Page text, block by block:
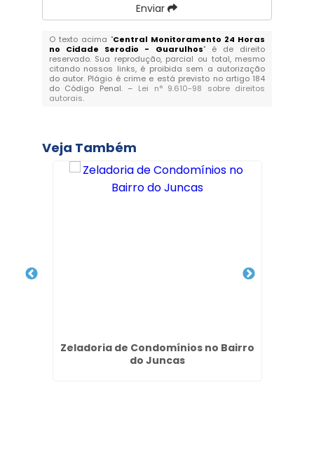
Enviar
O texto acima "Central Monitoramento 24 Horas
no Cidade Serodio - Guarulhos" é de direito
reservado. Sua reprodução, parcial ou total, mesmo
citando nossos links, é proibida sem a autorização
do autor. Plágio é crime e está previsto no artigo 184
do Código Penal. – Lei n° 9.610-98 sobre direitos
autorais.
Veja Também
Zeladoria de Condomínios no Bairro
do Juncas